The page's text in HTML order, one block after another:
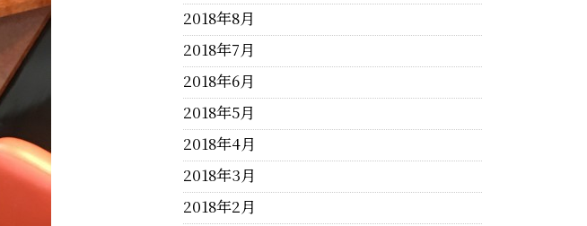
2018年8月
2018年7月
2018年6月
2018年5月
2018年4月
2018年3月
2018年2月